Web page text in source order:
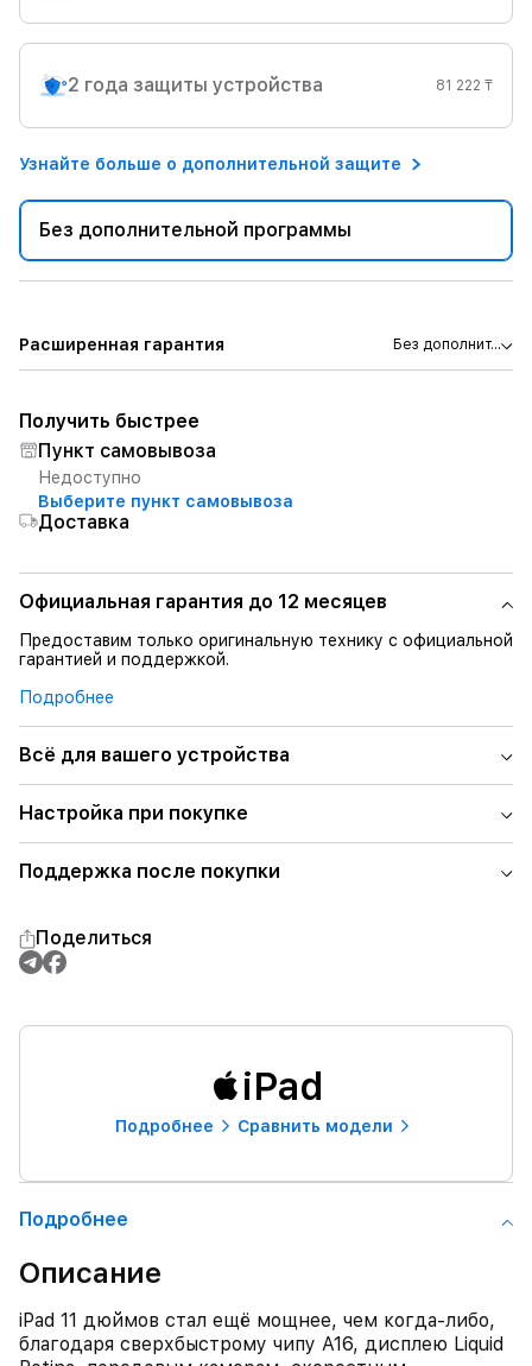
2 года защиты устройства 81 222 ₸
Узнайте больше о дополнительной защите
Без дополнительной программы
Расширенная гарантия Без дополнит...
Получить быстрее
Пункт самовывоза
Недоступно
Выберите пункт самовывоза
Доставка
Официальная гарантия до 12 месяцев
Предоставим только оригинальную технику с официальной
гарантией и поддержкой.
Подробнее
Всё для вашего устройства
Настройка при покупке
Поддержка после покупки
Поделиться
iPad
Подробнее Сравнить модели
Подробнее
Описание
iPad 11 дюймов стал ещё мощнее, чем когда-либо,
благодаря сверхбыстрому чипу A16, дисплею Liquid